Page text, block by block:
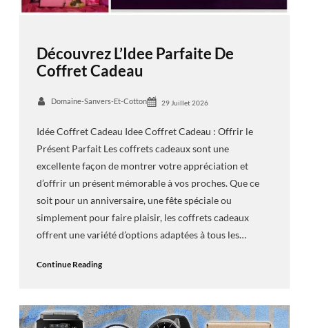
Découvrez L’Idee Parfaite De
Coffret Cadeau
Domaine-Sanvers-Et-Cotton 29 Juillet 2026
Idée Coffret Cadeau Idee Coffret Cadeau : Offrir le
Présent Parfait Les coffrets cadeaux sont une
excellente façon de montrer votre appréciation et
d’offrir un présent mémorable à vos proches. Que ce
soit pour un anniversaire, une fête spéciale ou
simplement pour faire plaisir, les coffrets cadeaux
offrent une variété d’options adaptées à tous les…
Continue Reading